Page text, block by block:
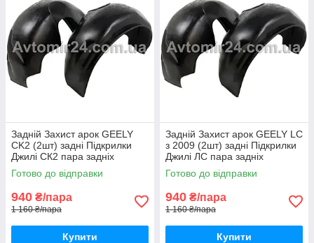
Задній Захист арок GEELY
СK2 (2шт) задні Підкрилки
Джилі СК2 пара задніх
Готово до відправки
940 ₴/пара
1 160 ₴/пара
Купити
Задній Захист арок GEELY LС
з 2009 (2шт) задні Підкрилки
Джилі ЛС пара задніх
Готово до відправки
940 ₴/пара
1 160 ₴/пара
Купити